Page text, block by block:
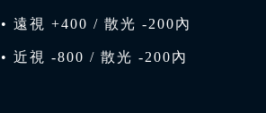
• 遠視 +400 / 散光 -200內
• 近視 -800 / 散光 -200內